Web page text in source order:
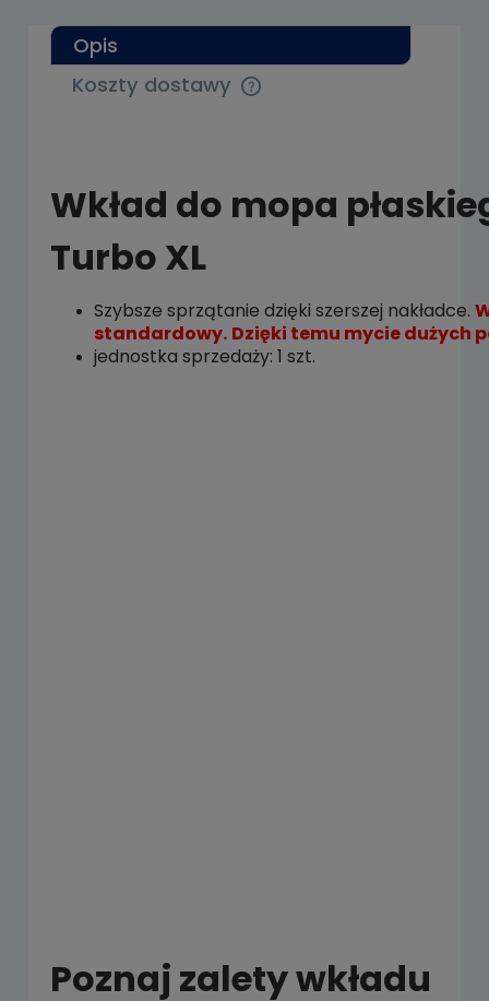
Opis
Koszty dostawy
Cena nie zawiera ewentualnych kosztów
Wkład do mopa
Turbo XL
Szybsze sprzątanie dzięki szerszej nakładce.
standardowy. Dzięki temu mycie dużych
jednostka sprzedaży: 1 szt.
Poznaj zalety wkładu